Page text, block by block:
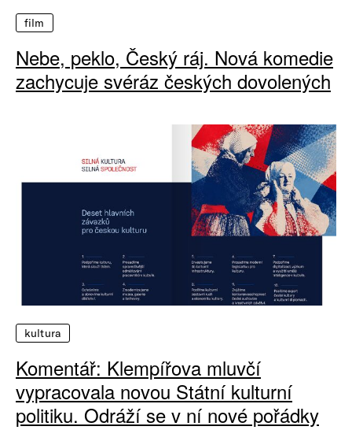
film
Nebe, peklo, Český ráj. Nová komedie
zachycuje svéráz českých dovolených
kultura
Komentář: Klempířova mluvčí
vypracovala novou Státní kulturní
politiku. Odráží se v ní nové pořádky